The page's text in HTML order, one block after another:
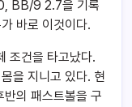
BB/9 2.7을 기록
바로 이것이다.
조건을 타고났다.
을 지니고 있다. 현
의 패스트볼을 구